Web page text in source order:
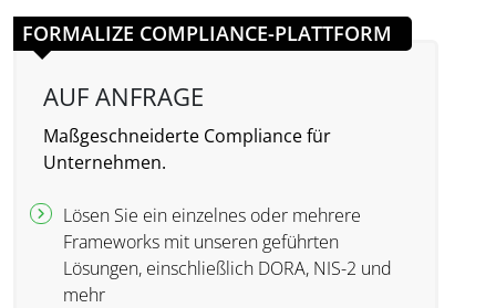
FORMALIZE COMPLIANCE-PLATTFORM
AUF ANFRAGE
Maßgeschneiderte Compliance für
Unternehmen.
Lösen Sie ein einzelnes oder mehrere
Frameworks mit unseren geführten
Lösungen, einschließlich DORA, NIS-2 und
mehr